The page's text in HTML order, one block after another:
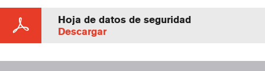
Hoja de datos de seguridad
Descargar